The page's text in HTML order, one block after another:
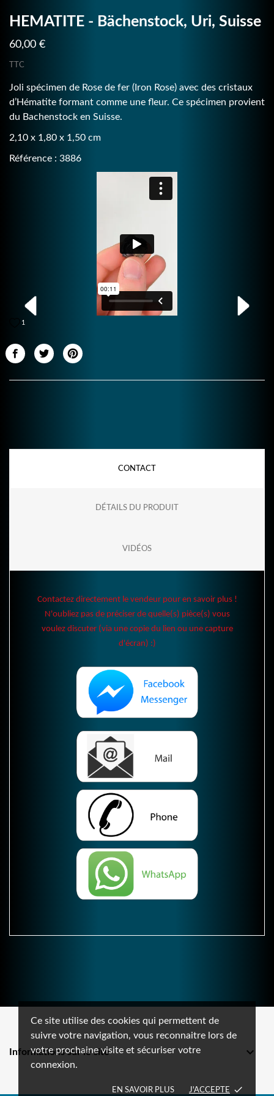
Ce site utilise des cookies qui permettent de
suivre votre navigation, vous reconnaitre lors de
votre prochaine visite et sécuriser votre
connexion.
EN SAVOIR PLUS J'ACCEPTE done
HEMATITE - Bächenstock, Uri, Suisse
60,00 €
TTC
Joli spécimen de Rose de fer (Iron Rose) avec des cristaux
d’Hématite formant comme une fleur. Ce spécimen provient
du Bachenstock en Suisse.
2,10 x 1,80 x 1,50 cm
Référence : 3886
1
CONTACT
DÉTAILS DU PRODUIT
VIDÉOS
Contactez directement le vendeur pour en savoir plus !
N'oubliez pas de préciser de quelle(s) pièce(s) vous
voulez discuter (via une copie du lien ou une capture
d'écran) :)
Informations sur le site 